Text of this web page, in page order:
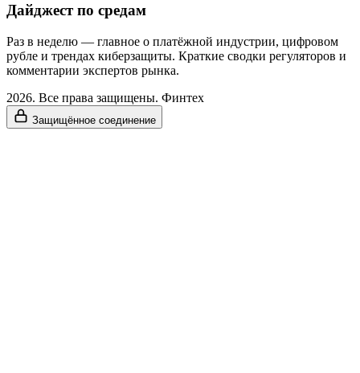
Дайджест по средам
Раз в неделю — главное о платёжной индустрии, цифровом
рубле и трендах киберзащиты. Краткие сводки регуляторов и
комментарии экспертов рынка.
2026. Все права защищены. Финтех
Защищённое соединение